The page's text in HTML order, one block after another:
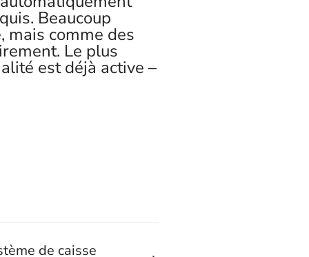
Beaucoup
mais comme des
Le plus
est déjà active –
de caisse